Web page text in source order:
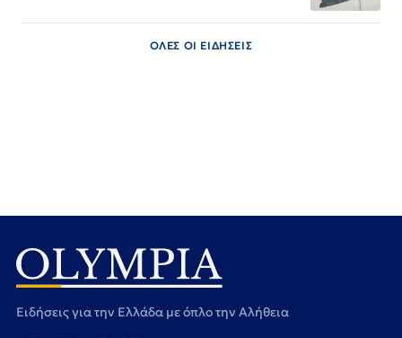
ΟΛΕΣ ΟΙ ΕΙΔΗΣΕΙΣ
Ειδήσεις για την Ελλάδα με όπλο την Αλήθεια